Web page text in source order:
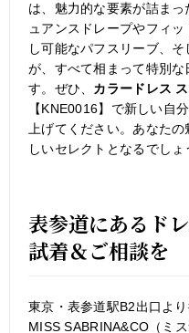
は、魅力的な要素が詰ま
ュアンスドレープやフィ
し可能なパフスリーブ、
が、すべて相まって特別
す。ぜひ、 カラードレス
【KNE0016】で新しい自
上げてください。あなた
しいセレクトとなるでしょ
表参道にあるド
試着＆ご相談を
東京・表参道駅B2出口よ
MISS SABRINA&CO（ミ